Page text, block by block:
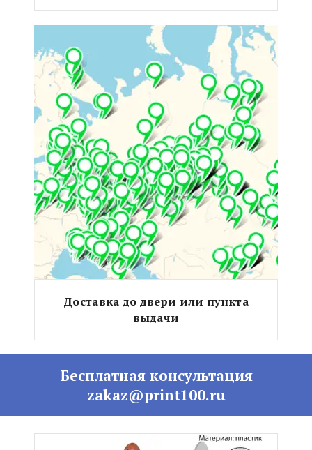
Доставка до двери или пункта
выдачи
Бесплатная консультация
zakaz@print100.ru